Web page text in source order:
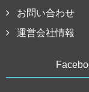
お問い合わせ
運営会社情報